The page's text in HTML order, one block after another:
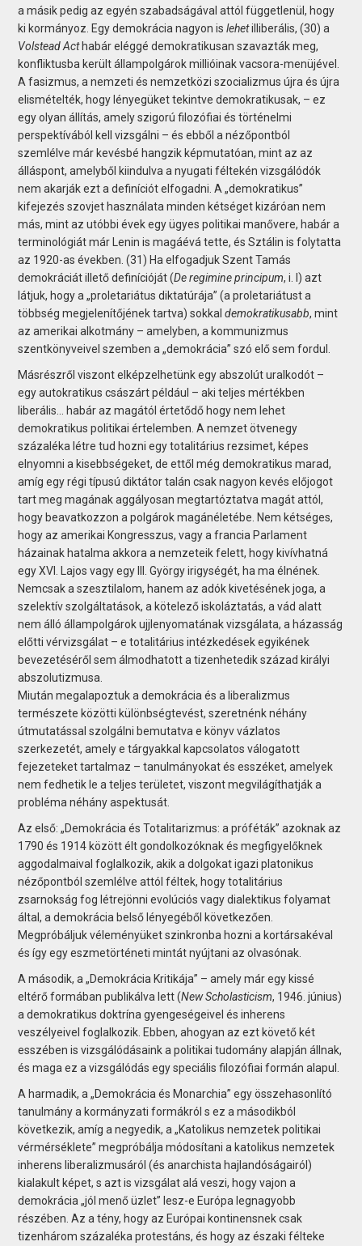
a másik pedig az egyén szabadságával attól függetlenül, hogy
ki kormányoz. Egy demokrácia nagyon islehetilliberális, (30) a
Volstead Acthabár eléggé demokratikusan szavazták meg,
konfliktusba került állampolgárok millióinak vacsora-menüjével.
A fasizmus, a nemzeti és nemzetközi szocializmus újra és újra
elismételték, hogy lényegüket tekintve demokratikusak, – ez
egy olyan állítás, amely szigorú filozófiai és történelmi
perspektívából kell vizsgálni – és ebből a nézőpontból
szemlélve már kevésbé hangzik képmutatóan, mint az az
álláspont, amelyből kiindulva a nyugati féltekén vizsgálódók
nem akarják ezt a definíciót elfogadni. A „demokratikus”
kifejezés szovjet használata minden kétséget kizáróan nem
más, mint az utóbbi évek egy ügyes politikai manővere, habár a
terminológiát már Lenin is magáévá tette, és Sztálin is folytatta
az 1920-as években. (31) Ha elfogadjuk Szent Tamás
demokráciát illető definícióját (De regimine principum, i. I) azt
látjuk, hogy a „proletariátus diktatúrája” (a proletariátust a
többség megjelenítőjének tartva) sokkaldemokratikusabb, mint
az amerikai alkotmány – amelyben, a kommunizmus
szentkönyveivel szemben a „demokrácia” szó elő sem fordul.
Másrészről viszont elképzelhetünk egy abszolút uralkodót –
egy autokratikus császárt például – aki teljes mértékben
liberális… habár az magától értetődő hogy nem lehet
demokratikus politikai értelemben. A nemzet ötvenegy
százaléka létre tud hozni egy totalitárius rezsimet, képes
elnyomni a kisebbségeket, de ettől még demokratikus marad,
amíg egy régi típusú diktátor talán csak nagyon kevés előjogot
tart meg magának aggályosan megtartóztatva magát attól,
hogy beavatkozzon a polgárok magánéletébe. Nem kétséges,
hogy az amerikai Kongresszus, vagy a francia Parlament
házainak hatalma akkora a nemzeteik felett, hogy kivívhatná
egy XVI. Lajos vagy egy III. György irigységét, ha ma élnének.
Nemcsak a szesztilalom, hanem az adók kivetésének joga, a
szelektív szolgáltatások, a kötelező iskoláztatás, a vád alatt
nem álló állampolgárok ujjlenyomatának vizsgálata, a házasság
előtti vérvizsgálat – e totalitárius intézkedések egyikének
bevezetéséről sem álmodhatott a tizenhetedik század királyi
abszolutizmusa.
Miután megalapoztuk a demokrácia és a liberalizmus
természete közötti különbségtevést, szeretnénk néhány
útmutatással szolgálni bemutatva e könyv vázlatos
szerkezetét, amely e tárgyakkal kapcsolatos válogatott
fejezeteket tartalmaz – tanulmányokat és esszéket, amelyek
nem fedhetik le a teljes területet, viszont megvilágíthatják a
probléma néhány aspektusát.
Az első: „Demokrácia és Totalitarizmus: a próféták” azoknak az
1790 és 1914 között élt gondolkozóknak és megfigyelőknek
aggodalmaival foglalkozik, akik a dolgokat igazi platonikus
nézőpontból szemlélve attól féltek, hogy totalitárius
zsarnokság fog létrejönni evolúciós vagy dialektikus folyamat
által, a demokrácia belső lényegéből következően.
Megpróbáljuk véleményüket szinkronba hozni a kortársakéval
és így egy eszmetörténeti mintát nyújtani az olvasónak.
A második, a „Demokrácia Kritikája” – amely már egy kissé
eltérő formában publikálva lett (New Scholasticism, 1946. június)
a demokratikus doktrína gyengeségeivel és inherens
veszélyeivel foglalkozik. Ebben, ahogyan az ezt követő két
esszében is vizsgálódásaink a politikai tudomány alapján állnak,
és maga ez a vizsgálódás egy speciális filozófiai formán alapul.
A harmadik, a „Demokrácia és Monarchia” egy összehasonlító
tanulmány a kormányzati formákról s ez a másodikból
következik, amíg a negyedik, a „Katolikus nemzetek politikai
vérmérséklete” megpróbálja módosítani a katolikus nemzetek
inherens liberalizmusáról (és anarchista hajlandóságairól)
kialakult képet, s azt is vizsgálat alá veszi, hogy vajon a
demokrácia „jól menő üzlet” lesz-e Európa legnagyobb
részében. Az a tény, hogy az Európai kontinensnek csak
tizenhárom százaléka protestáns, és hogy az északi félteke